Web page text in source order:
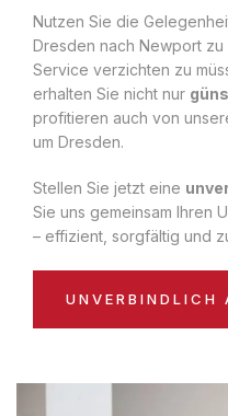
Nutzen Sie die
Dresden nach Newport
Service verzichten zu
erhalten Sie nicht nur
profitieren auch von
um Dresden.
Stellen Sie jetzt eine
Sie uns gemeinsam Ihren
– effizient, sorgfältig und
UNVERBINDLICH